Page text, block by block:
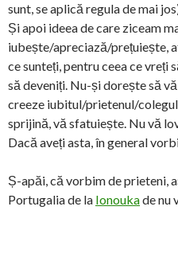
sunt, se aplică regula de mai
Și apoi ideea de care ziceam
iubește/apreciază/prețuiește,
ce sunteți, pentru ceea ce vreți
să deveniți. Nu-și dorește să
creeze iubitul/prietenul/
sprijină, vă sfatuiește. Nu vă
Dacă aveți asta, în general
Ș-apăi, că vorbim de prieteni,
Portugalia de la Ionoukade nu